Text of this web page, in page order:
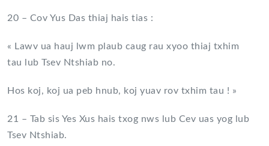
20 – Cov Yus Das thiaj hais tias :
« Lawv ua hauj lwm plaub caug rau xyoo thiaj txhim
tau lub Tsev Ntshiab no.
Hos koj, koj ua peb hnub, koj yuav rov txhim tau ! »
21 – Tab sis Yes Xus hais txog nws lub Cev uas yog lub
Tsev Ntshiab.